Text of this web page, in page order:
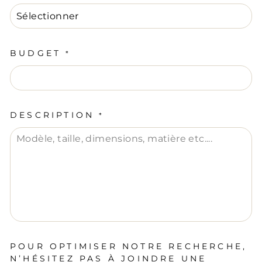
BUDGET *
DESCRIPTION *
POUR OPTIMISER NOTRE RECHERCHE,
N’HÉSITEZ PAS À JOINDRE UNE